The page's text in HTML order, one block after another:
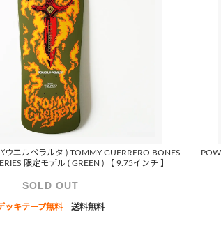
ウエルペラルタ ) TOMMY GUERRERO BONES
限定モデル ( GREEN ) 【 9.75インチ 】
SOLD OUT
ッキテープ無料 送料無料